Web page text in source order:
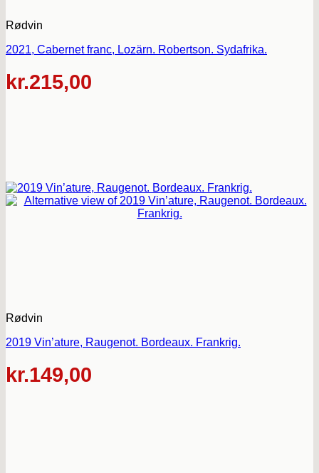
Rødvin
2021, Cabernet franc, Lozärn. Robertson. Sydafrika.
kr.215,00
Rødvin
2019 Vin’ature, Raugenot. Bordeaux. Frankrig.
kr.149,00